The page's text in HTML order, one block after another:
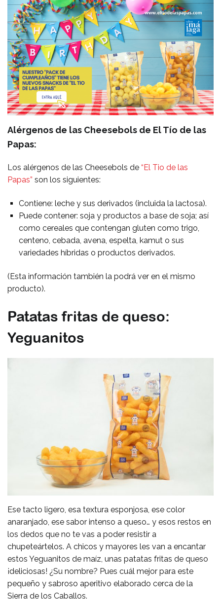
Alérgenos de las Cheesebols de El Tío de las
Papas:
Los alérgenos de las Cheesebols de “El Tio de las
Papas” son los siguientes:
Contiene: leche y sus derivados (incluida la lactosa).
Puede contener: soja y productos a base de soja; así
como cereales que contengan gluten como trigo,
centeno, cebada, avena, espelta, kamut o sus
variedades híbridas o productos derivados.
(Esta información también la podrá ver en el mismo
producto).
Patatas fritas de queso:
Yeguanitos
Ese tacto ligero, esa textura esponjosa, ese color
anaranjado, ese sabor intenso a queso… y esos restos en
los dedos que no te vas a poder resistir a
chupeteártelos. A chicos y mayores les van a encantar
estos Yeguanitos de maíz, unas patatas fritas de queso
¡deliciosas! ¿Su nombre? Pues cuál mejor para este
pequeño y sabroso aperitivo elaborado cerca de la
Sierra de los Caballos.